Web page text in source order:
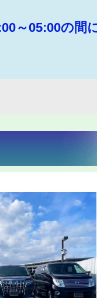
～05:00の間